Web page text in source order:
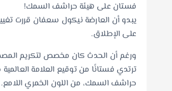
فستان على هيئة حراشف السمك!
يبدو أن العارضة نيكول سعفان قررت
على الإطلاق.
ورغم أن الحدث كان مخصص لتكريم
حراشف السمك، من اللون الخمري اللامع.